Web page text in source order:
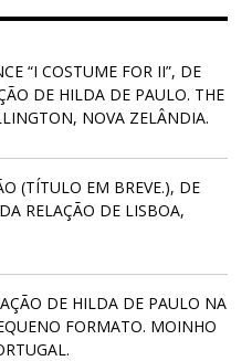
“I COSTUME FOR II”, DE
DE HILDA DE PAULO. THE
NOVA ZELÂNDIA.
(TÍTULO EM BREVE.), DE
RELAÇÃO DE LISBOA,
DE HILDA DE PAULO NA
FORMATO. MOINHO